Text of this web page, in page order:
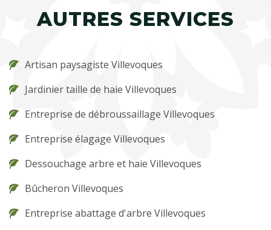
AUTRES SERVICES
Artisan paysagiste Villevoques
Jardinier taille de haie Villevoques
Entreprise de débroussaillage Villevoques
Entreprise élagage Villevoques
Dessouchage arbre et haie Villevoques
Bûcheron Villevoques
Entreprise abattage d'arbre Villevoques